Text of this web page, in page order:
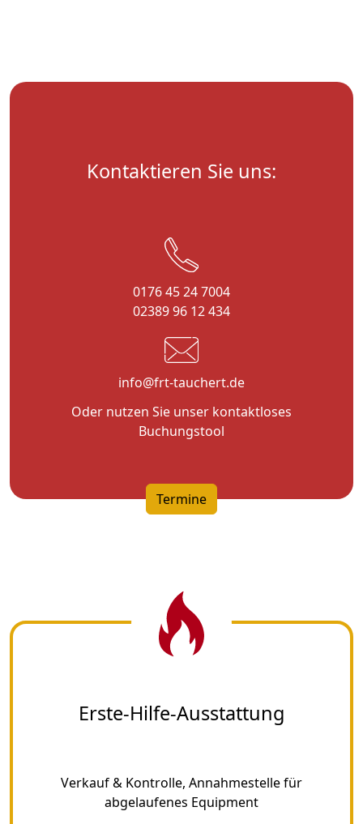
Kontaktieren Sie uns:
0176 45 24 7004
02389 96 12 434
info@frt-tauchert.de
Oder nutzen Sie unser kontaktloses
Buchungstool
Termine
Erste-Hilfe-Ausstattung
Verkauf & Kontrolle, Annahmestelle für
abgelaufenes Equipment